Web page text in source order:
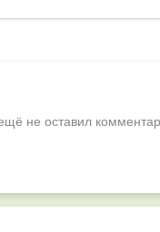
не оставил